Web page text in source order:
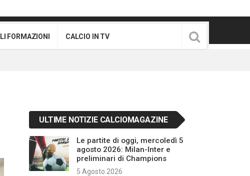
FORMAZIONI CALCIO IN TV
ULTIME NOTIZIE CALCIOMAGAZINE
Le partite di oggi, mercoledì 5
agosto 2026: Milan-Inter e
preliminari di Champions
5 Agosto 2026